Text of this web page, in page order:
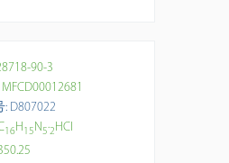
90-3
MFCD00012681
D807022
1 6H 5N5·2HCl